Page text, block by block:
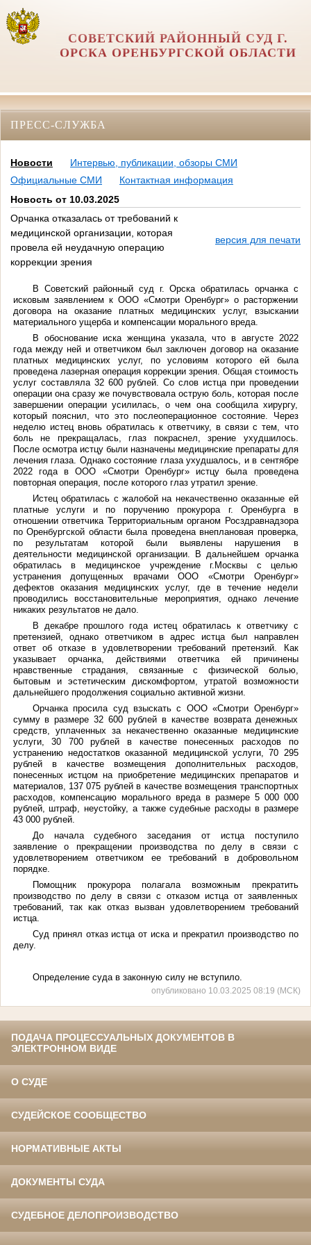
СОВЕТСКИЙ РАЙОННЫЙ СУД Г.
ОРСКА ОРЕНБУРГСКОЙ ОБЛАСТИ
ПРЕСС-СЛУЖБА
Новости
Интервью, публикации, обзоры СМИ
Официальные СМИ
Контактная информация
Новость от 10.03.2025
Орчанка отказалась от требований к
медицинской организации, которая
провела ей неудачную операцию
коррекции зрения
версия для печати
В Советский районный суд г. Орска обратилась орчанка с
исковым заявлением к ООО «Смотри Оренбург» о расторжении
договора на оказание платных медицинских услуг, взыскании
материального ущерба и компенсации морального вреда.
В обоснование иска женщина указала, что в августе 2022
года между ней и ответчиком был заключен договор на оказание
платных медицинских услуг, по условиям которого ей была
проведена лазерная операция коррекции зрения. Общая стоимость
услуг составляла 32 600 рублей. Со слов истца при проведении
операции она сразу же почувствовала острую боль, которая после
завершении операции усилилась, о чем она сообщила хирургу,
который пояснил, что это послеоперационное состояние. Через
неделю истец вновь обратилась к ответчику, в связи с тем, что
боль не прекращалась, глаз покраснел, зрение ухудшилось.
После осмотра истцу были назначены медицинские препараты для
лечения глаза. Однако состояние глаза ухудшалось, и в сентябре
2022 года в ООО «Смотри Оренбург» истцу была проведена
повторная операция, после которого глаз утратил зрение.
Истец обратилась с жалобой на некачественно оказанные ей
платные услуги и по поручению прокурора г. Оренбурга в
отношении ответчика Территориальным органом Росздравнадзора
по Оренбургской области была проведена внеплановая проверка,
по результатам которой были выявлены нарушения в
деятельности медицинской организации. В дальнейшем орчанка
обратилась в медицинское учреждение г.Москвы с целью
устранения допущенных врачами ООО «Смотри Оренбург»
дефектов оказания медицинских услуг, где в течение недели
проводились восстановительные мероприятия, однако лечение
никаких результатов не дало.
В декабре прошлого года истец обратилась к ответчику с
претензией, однако ответчиком в адрес истца был направлен
ответ об отказе в удовлетворении требований претензий. Как
указывает орчанка, действиями ответчика ей причинены
нравственные страдания, связанные с физической болью,
бытовым и эстетическим дискомфортом, утратой возможности
дальнейшего продолжения социально активной жизни.
Орчанка просила суд взыскать с ООО «Смотри Оренбург»
сумму в размере 32 600 рублей в качестве возврата денежных
средств, уплаченных за некачественно оказанные медицинские
услуги, 30 700 рублей в качестве понесенных расходов по
устранению недостатков оказанной медицинской услуги, 70 295
рублей в качестве возмещения дополнительных расходов,
понесенных истцом на приобретение медицинских препаратов и
материалов, 137 075 рублей в качестве возмещения транспортных
расходов, компенсацию морального вреда в размере 5 000 000
рублей, штраф, неустойку, а также судебные расходы в размере
43 000 рублей.
До начала судебного заседания от истца поступило
заявление о прекращении производства по делу в связи с
удовлетворением ответчиком ее требований в добровольном
порядке.
Помощник прокурора полагала возможным прекратить
производство по делу в связи с отказом истца от заявленных
требований, так как отказ вызван удовлетворением требований
истца.
Суд принял отказ истца от иска и прекратил производство по
делу.
Определение суда в законную силу не вступило.
опубликовано 10.03.2025 08:19 (МСК)
ПОДАЧА ПРОЦЕССУАЛЬНЫХ ДОКУМЕНТОВ В
ЭЛЕКТРОННОМ ВИДЕ
О СУДЕ
СУДЕЙСКОЕ СООБЩЕСТВО
НОРМАТИВНЫЕ АКТЫ
ДОКУМЕНТЫ СУДА
СУДЕБНОЕ ДЕЛОПРОИЗВОДСТВО